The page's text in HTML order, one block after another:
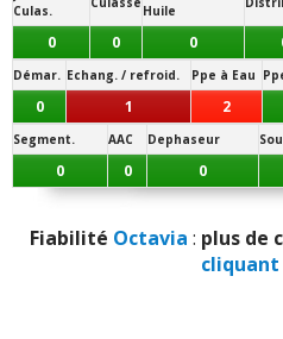
Fiabilité 1
Entretien
Jantes disponibles de série :
19 pouces
Note des internautes :
Panne la plus signalée :
pompe à eau
Culas.
Huile
0 0 0
Démar. Echang. / refroid. Ppe à Eau
0 1 2
Segment. AAC Dephaseur
0 0 0
Fiabilité Octavia : plus de
cliquant